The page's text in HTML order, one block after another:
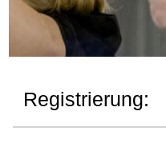
Registrierung: